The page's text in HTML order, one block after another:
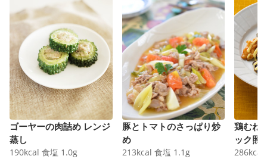
ゴーヤーの肉詰め レンジ
蒸し
190kcal 食塩 1.0g
豚とトマトのさっぱり炒
め
213kcal 食塩 1.1 g
鶏むね
ック照
286kcal